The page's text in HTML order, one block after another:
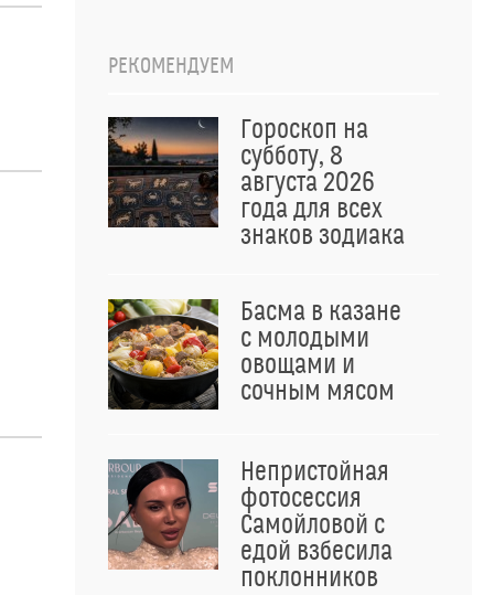
РЕКОМЕНДУЕМ
Гороскоп на
субботу, 8
августа 2026
года для всех
знаков зодиака
Басма в казане
с молодыми
овощами и
сочным мясом
Непристойная
фотосессия
Самойловой с
едой взбесила
поклонников